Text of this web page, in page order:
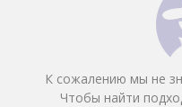
К сожалению мы не
Чтобы найти